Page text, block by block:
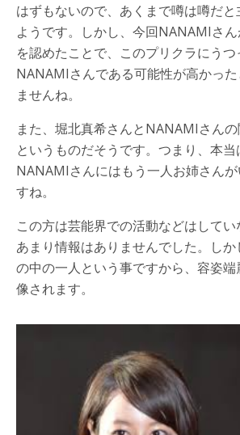
はずもないので、あくまで噂は噂だ
ようです。しかし、今回NANAMIさ
を認めたことで、このプリクラにうつ
NANAMIさんである可能性が高かっ
ませんね。
また、堀北真希さんとNANAMIさん
というものだそうです。つまり、本
NANAMIさんにはもう一人お姉さんが
すね。
この方は芸能界での活動などはしてい
あまり情報はありませんでした。し
の中の一人という事ですから、容姿
像されます。